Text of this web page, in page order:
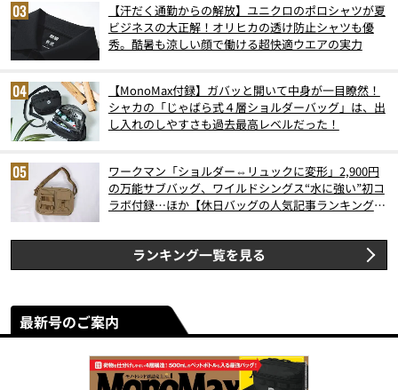
【汗だく通勤からの解放】ユニクロのポロシャツが夏
ビジネスの大正解！オリヒカの透け防止シャツも優
秀。酷暑も涼しい顔で働ける超快適ウエアの実力
【MonoMax付録】ガバッと開いて中身が一目瞭然！
シャカの「じゃばら式４層ショルダーバッグ」は、出
し入れのしやすさも過去最高レベルだった！
ワークマン「ショルダー⇔リュックに変形」2,900円
の万能サブバッグ、ワイルドシングス“水に強い”初コ
ラボ付録…ほか【休日バッグの人気記事ランキングベ
ランキング一覧を見る
最新号のご案内